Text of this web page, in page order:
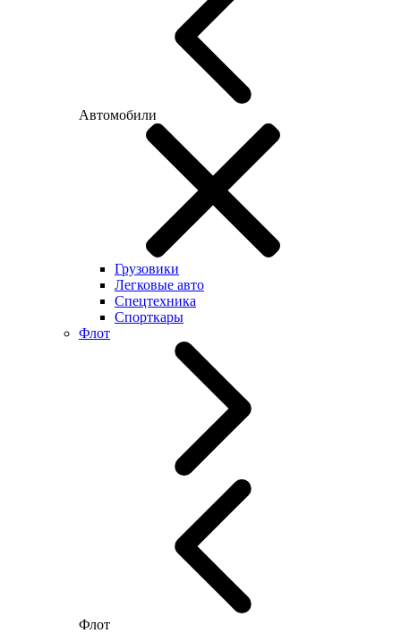
Автомобили
Грузовики
Легковые авто
Спецтехника
Спорткары
Флот
Флот